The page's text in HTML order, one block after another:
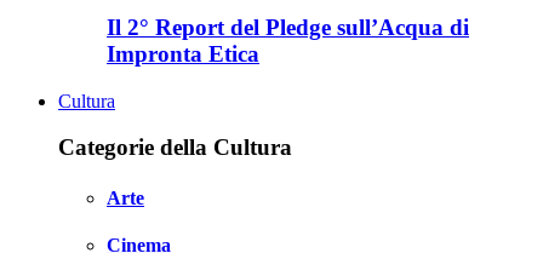
Il 2° Report del Pledge sull’Acqua di
Impronta Etica
Cultura
Categorie della Cultura
Arte
Cinema